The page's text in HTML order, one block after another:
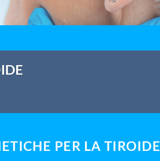
PER LA TIROIDE